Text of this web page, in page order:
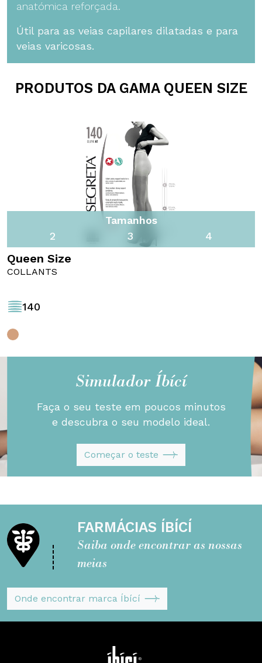
anatómica reforçada.
Útil para as veias capilares dilatadas e para
veias varicosas.
PRODUTOS DA GAMA QUEEN SIZE
Tamanhos
2
3 4
Queen Size
COLLANTS
140
Simulador Íbící
Faça o seu teste em poucos minutos
e descubra o seu modelo ideal.
Começar o teste
FARMÁCIAS ÍBÍCÍ
Saiba onde encontrar as nossas
meias
Onde encontrar marca Íbící